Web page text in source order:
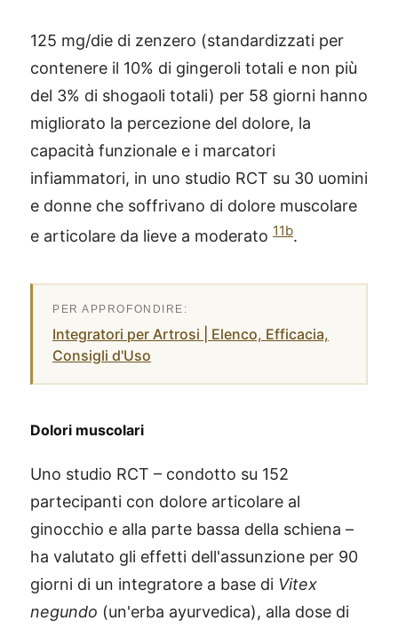
125 mg/die di zenzero (standardizzati per
contenere il 10% di gingeroli totali e non più
del 3% di shogaoli totali) per 58 giorni hanno
migliorato la percezione del dolore, la
capacità funzionale e i marcatori
infiammatori, in uno studio RCT su 30 uomini
e donne che soffrivano di dolore muscolare
e articolare da lieve a moderato 11b.
Integratori per Artrosi | Elenco, Efficacia,
Consigli d'Uso
Dolori muscolari
Uno studio RCT – condotto su 152
partecipanti con dolore articolare al
ginocchio e alla parte bassa della schiena –
ha valutato gli effetti dell'assunzione per 90
giorni di un integratore a base di Vitex
negundo (un'erba ayurvedica), alla dose di